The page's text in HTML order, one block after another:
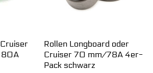
80A
Rollen Longboard oder
Cruiser 70 mm/78A 4er-
Pack schwarz